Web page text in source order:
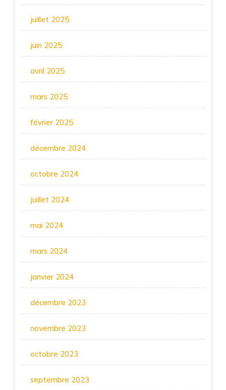
juillet 2025
juin 2025
avril 2025
mars 2025
février 2025
décembre 2024
octobre 2024
juillet 2024
mai 2024
mars 2024
janvier 2024
décembre 2023
novembre 2023
octobre 2023
septembre 2023